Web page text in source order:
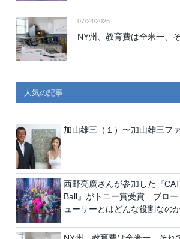
07/24/2026
NY州、教育費は全米一、
人気の記事
加山雄三（１）〜加山雄三フ
西野亮廣さんが参加した『
Ball』がトニー賞受賞 ブロー
ューサーとはどんな役割なの